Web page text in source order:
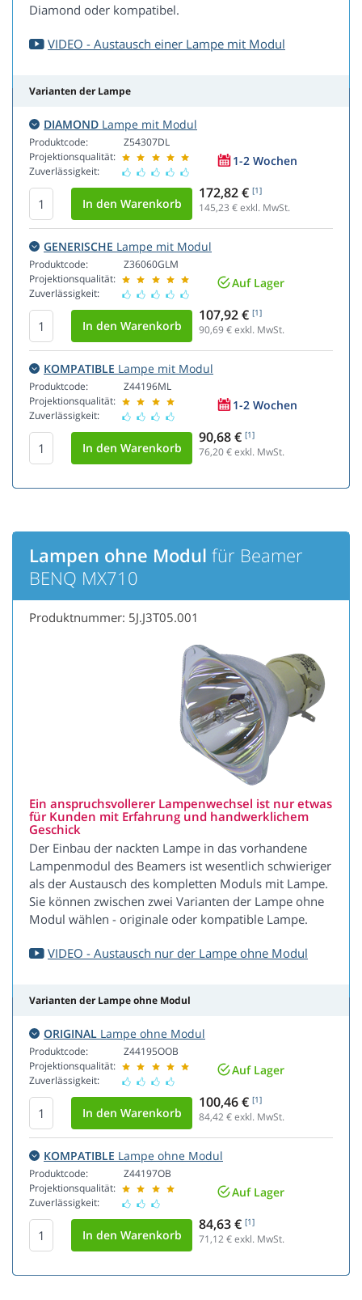
Diamond oder kompatibel.
VIDEO - Austausch einer Lampe mit Modul
Varianten der Lampe
DIAMOND Lampe mit Modul
Produktcode:
Projektionsqualität:
Zuverlässigkeit:
Z54307DL
1-2 Wochen
172,82 € [1]
145,23 € exkl. MwSt.
GENERISCHE Lampe mit Modul
Produktcode:
Projektionsqualität:
Zuverlässigkeit:
Z36060GLM
Auf Lager
107,92 € [1]
90,69€ exkl. MwSt.
KOMPATIBLE Lampe mit Modul
Produktcode:
Projektionsqualität:
Zuverlässigkeit:
Z44196ML
1-2 Wochen
90,68 € [1]
76,20€ exkl. MwSt.
Lampen ohne Modul für Beamer
BENQ MX710
Produktnummer: 5J.J3T05.001
Ein anspruchsvollerer Lampenwechsel ist nur etwas
für Kunden mit Erfahrung und handwerklichem
Geschick
Der Einbau der nackten Lampe in das vorhandene
Lampenmodul des Beamers ist wesentlich schwieriger
als der Austausch des kompletten Moduls mit Lampe.
Sie können zwischen zwei Varianten der Lampe ohne
Modul wählen - originale oder kompatible Lampe.
VIDEO - Austausch nur der Lampe ohne Modul
Varianten der Lampe ohne Modul
ORIGINAL Lampe ohne Modul
Produktcode:
Projektionsqualität:
Zuverlässigkeit:
Z44195OOB
Auf Lager
100,46 € [1]
84,42€ exkl. MwSt.
KOMPATIBLE Lampe ohne Modul
Produktcode:
Projektionsqualität:
Zuverlässigkeit:
Z44197OB
Auf Lager
84,63 € [1]
71,12€ exkl. MwSt.